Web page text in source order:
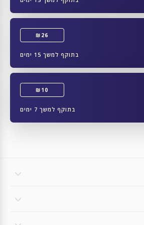
ZTE A202ZT
ZONKO K105_EEA
Zebra TC77
Zebra TC58
Zebra Zebra Technologies TC57x
Zebra Zebra Technologies L10
₪26
בתוקף למשך 15 ימים
₪10
בתוקף למשך 7 ימים